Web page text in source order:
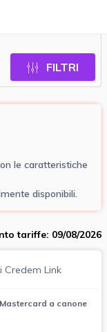
a agosto
FILTRI
le caratteristiche
disponibili.
tariffe: 09/08/2026
Credem Link
a canone